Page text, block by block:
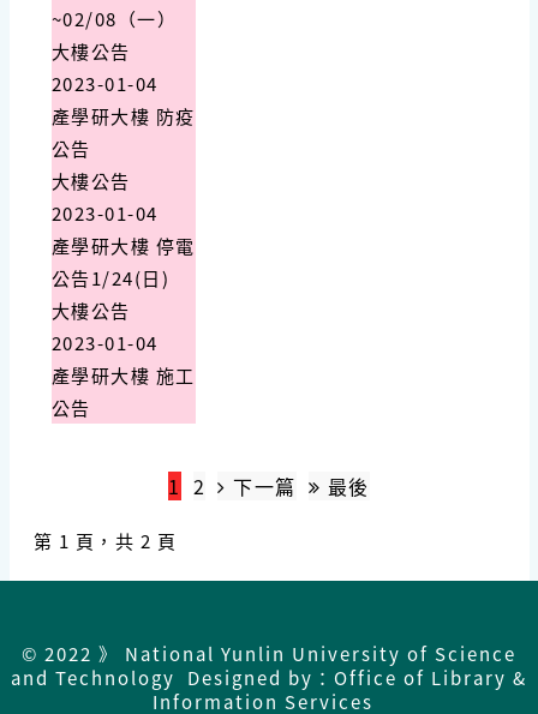
~02/08（一）
大樓公告
2023-01-04
產學研大樓 防疫
公告
大樓公告
2023-01-04
產學研大樓 停電
公告1/24(日)
大樓公告
2023-01-04
產學研大樓 施工
公告
1 2 下一篇 最後
第 1 頁，共 2 頁
© 2022 》 National Yunlin University of Science
and Technology Designed by：Office of Library &
Information Services